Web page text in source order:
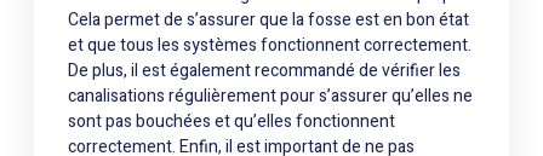
Cela permet de s’assurer que la fosse est en bon état
et que tous les systèmes fonctionnent correctement.
De plus, il est également recommandé de vérifier les
canalisations régulièrement pour s’assurer qu’elles ne
sont pas bouchées et qu’elles fonctionnent
correctement. Enfin, il est important de ne pas